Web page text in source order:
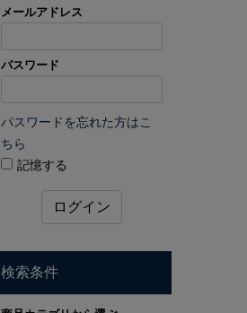
メールアドレス
パスワード
パスワードを忘れた方はこ
ちら
記憶する
ログイン
検索条件